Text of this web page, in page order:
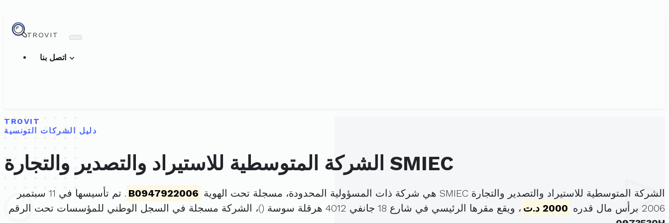
TROVIT
TROVIT
دليل الشركات التونسية
الشركة المتوسطية للاستيراد والتصدير والتجارة SMIEC
الشركة المتوسطية للاستيراد والتصدير والتجارة SMIEC هي شركة ذات المسؤولية المحدودة، مسجلة تحت الهوية B0947922006
. تم تأسيسها في 11 سبتمبر
2006 برأس مال قدره
2000 د.ت ، ويقع مقرها الرئيسي في شارع 18 جانفي 4012 هرقلة سوسة (
)، الشركة مسجلة في السجل الوطني للمؤسسات تحت الرقم